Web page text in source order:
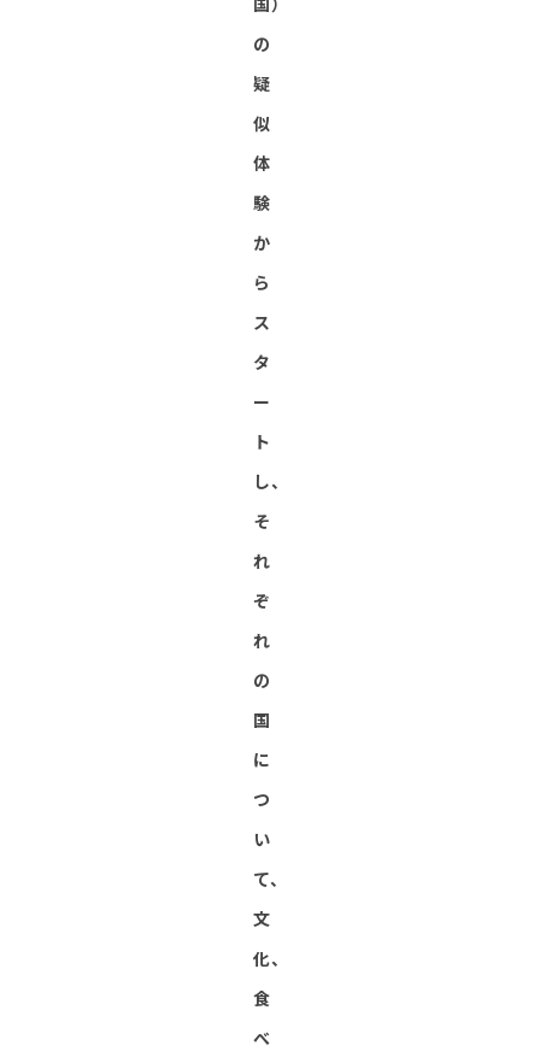
の
疑
似
体
験
か
ら
ス
タ
ー
ト
し、
そ
れ
ぞ
れ
の
国
に
つ
い
て、
文
化、
食
べ